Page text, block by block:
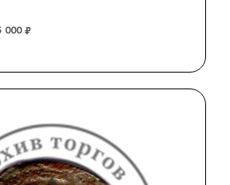
000